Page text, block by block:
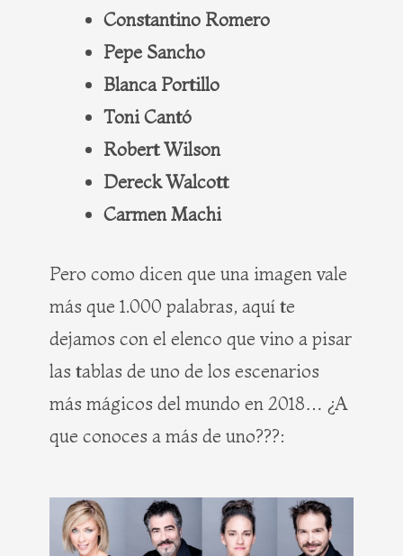
Constantino Romero
Pepe Sancho
Blanca Portillo
Toni Cantó
Robert Wilson
Dereck Walcott
Carmen Machi
Pero como dicen que una imagen vale
más que 1.000 palabras, aquí te
dejamos con el elenco que vino a pisar
las tablas de uno de los escenarios
más mágicos del mundo en 2018… ¿A
que conoces a más de uno???: